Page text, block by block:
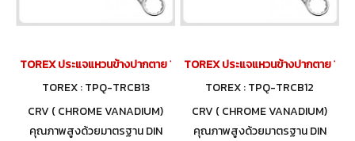
TOREX ประแจแหวนข้างปากตาย 13 มม.
TOREX : TPQ-TRCB13
CRV ( CHROME VANADIUM)
คุณภาพสูงด้วยมาตรฐาน DIN
TOREX ประแจแหวนข้างปากตาย 12 ม
TOREX : TPQ-TRCB12
CRV ( CHROME VANADIUM)
คุณภาพสูงด้วยมาตรฐาน DIN